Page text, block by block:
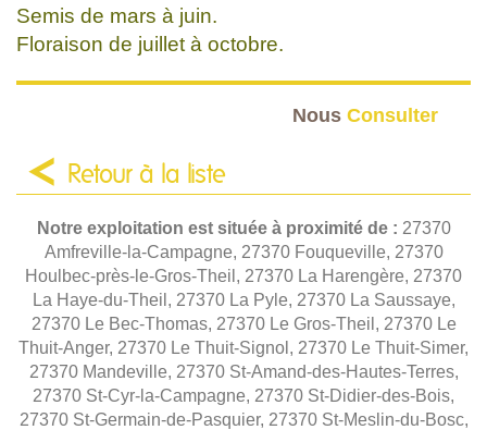
Semis de mars à juin.
Floraison de juillet à octobre.
Nous Consulter
Retour à la liste
Notre exploitation est située à proximité de : 27370
Amfreville-la-Campagne, 27370 Fouqueville, 27370
Houlbec-près-le-Gros-Theil, 27370 La Harengère, 27370
La Haye-du-Theil, 27370 La Pyle, 27370 La Saussaye,
27370 Le Bec-Thomas, 27370 Le Gros-Theil, 27370 Le
Thuit-Anger, 27370 Le Thuit-Signol, 27370 Le Thuit-Simer,
27370 Mandeville, 27370 St-Amand-des-Hautes-Terres,
27370 St-Cyr-la-Campagne, 27370 St-Didier-des-Bois,
27370 St-Germain-de-Pasquier, 27370 St-Meslin-du-Bosc,